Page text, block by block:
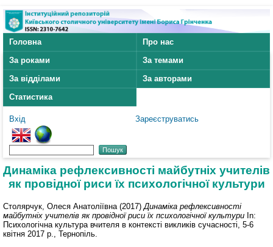
Головна
Про нас
За роками
За темами
За відділами
За авторами
Статистика
Вхід Зареєструватись
Динаміка рефлексивності майбутніх учителів
як провідної риси їх психологічної культури
Столярчук, Олеся Анатоліївна (2017) Динаміка рефлексивності
майбутніх учителів як провідної риси їх психологічної культури In:
Психологічна культура вчителя в контексті викликів сучасності, 5-6
квітня 2017 р., Тернопіль.